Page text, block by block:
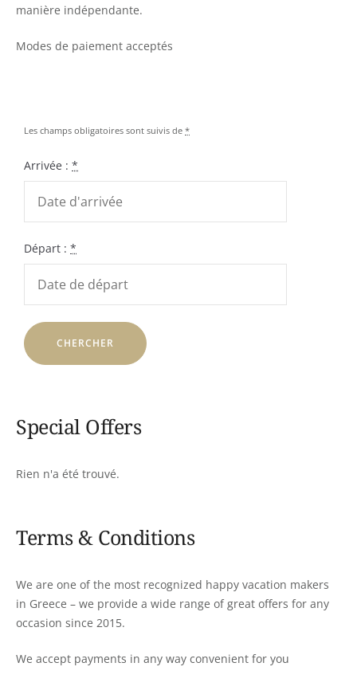
manière indépendante.
Modes de paiement acceptés
Les champs obligatoires sont suivis de *
Arrivée : *
Départ : *
Special Offers
Rien n'a été trouvé.
Terms & Conditions
We are one of the most recognized happy vacation makers
in Greece – we provide a wide range of great offers for any
occasion since 2015.
We accept payments in any way convenient for you